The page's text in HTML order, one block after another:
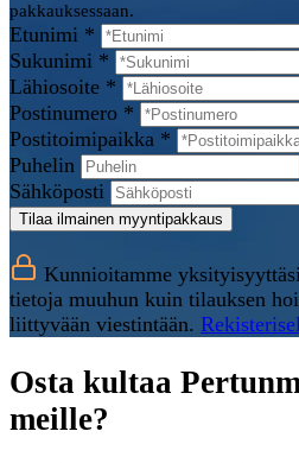
pakkauksessaan.
Etunimi *
Sukunimi *
Lähiosoite *
Postinumero *
Postitoimipaikka *
Puhelin
Sähköposti
Tilaa ilmainen myyntipakkaus
Kunnioitamme
tietoja muuhun kuin tilauksen
liittyvään viestintään.
Osta kultaa
meille?